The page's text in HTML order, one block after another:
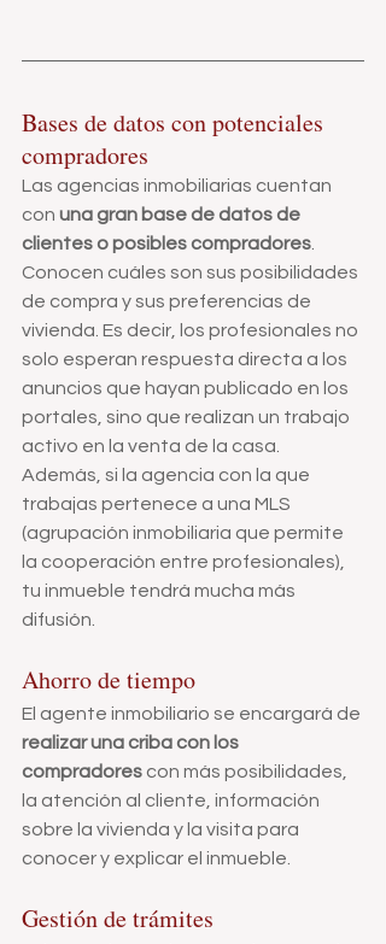
Bases de datos con potenciales
compradores
Las agencias inmobiliarias cuentan
con una gran base de datos de
clientes o posibles compradores.
Conocen cuáles son sus posibilidades
de compra y sus preferencias de
vivienda. Es decir, los profesionales no
solo esperan respuesta directa a los
anuncios que hayan publicado en los
portales, sino que realizan un trabajo
activo en la venta de la casa.
Además, si la agencia con la que
trabajas pertenece a una MLS
(agrupación inmobiliaria que permite
la cooperación entre profesionales),
tu inmueble tendrá mucha más
difusión.
Ahorro de tiempo
El agente inmobiliario se encargará de
realizar una criba con los
compradores con más posibilidades,
la atención al cliente, información
sobre la vivienda y la visita para
conocer y explicar el inmueble.
Gestión de trámites